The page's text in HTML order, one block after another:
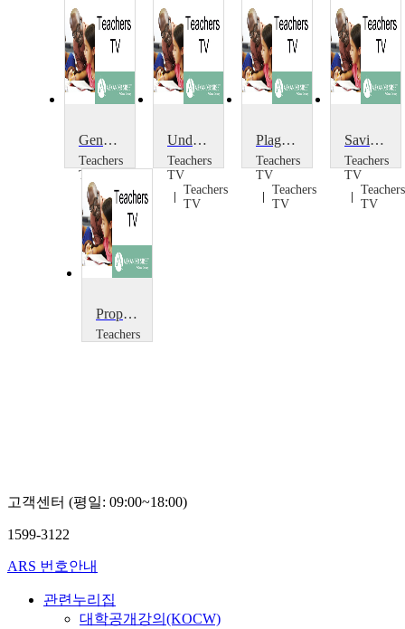
Generation Y: Young School Leaders
Teachers
TV
Teachers
TV
Underachieving Boys: The Gender Debate
Teachers
TV
Teachers
TV
Plagiarism: A Cut and Paste Generation
Teachers
TV
Teachers
TV
Saving Money and Revenue Generation
Teachers
TV
Teachers
TV
Property Development, Contracts and Revenue Generation
Teachers
고객센터 (평일: 09:00~18:00)
1599-3122
ARS 번호안내
관련누리집
대학공개강의(KOCW)